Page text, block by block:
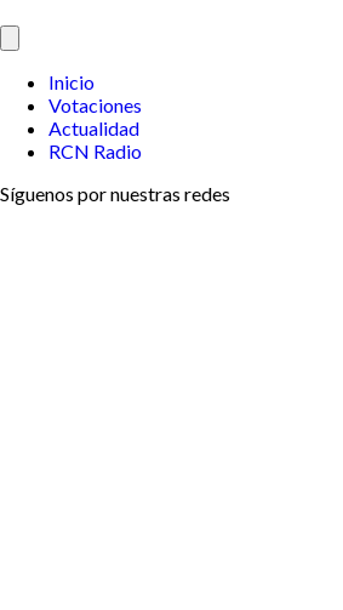
Inicio
Votaciones
Actualidad
RCN Radio
Síguenos por nuestras redes